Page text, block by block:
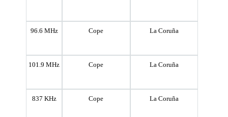
96.6 MHz Cope La Coruña
101.9 MHz Cope La Coruña
837 KHz Cope La Coruña